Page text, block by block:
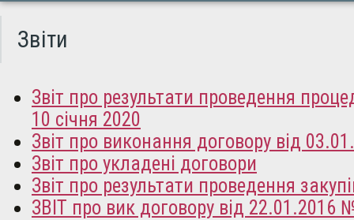
Звіти
Звіт про результати проведення
10 січня 2020
Звіт про виконання договору від
Звіт про укладені договори
Звіт про результати проведення
ЗВІТ про вик договору від 22.01.2016